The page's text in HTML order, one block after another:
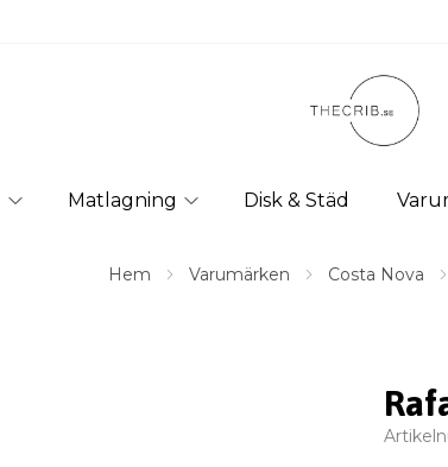
Matlagning Disk & Städ
Hem Varumärken Costa Nova